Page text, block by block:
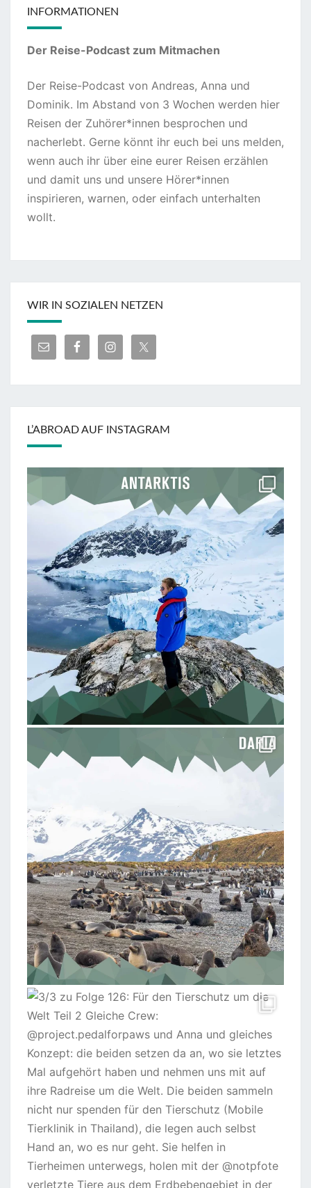
INFORMATIONEN
Der Reise-Podcast zum Mitmachen
Der Reise-Podcast von Andreas, Anna und
Dominik. Im Abstand von 3 Wochen werden hier
Reisen der Zuhörer*innen besprochen und
nacherlebt. Gerne könnt ihr euch bei uns melden,
wenn auch ihr über eine eurer Reisen erzählen
und damit uns und unsere Hörer*innen
inspirieren, warnen, oder einfach unterhalten
wollt.
WIR IN SOZIALEN NETZEN
L’ABROAD AUF INSTAGRAM